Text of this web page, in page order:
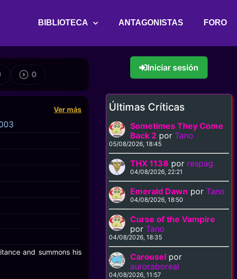
BIBLIOTECA ANTAGONISTAS FORO
0
Ver más
and summons his
Iniciar sesión
Últimas Críticas
Sometimes They Come
Back 2 porTano
05/08/2026, 18:45
THX 1138 por respag
04/08/2026, 22:21
Emerald Dawn porTano
04/08/2026, 18:50
Curse of the Vampire
porTano
04/08/2026, 18:35
Carousel por
auroraboreal
04/08/2026, 11:57